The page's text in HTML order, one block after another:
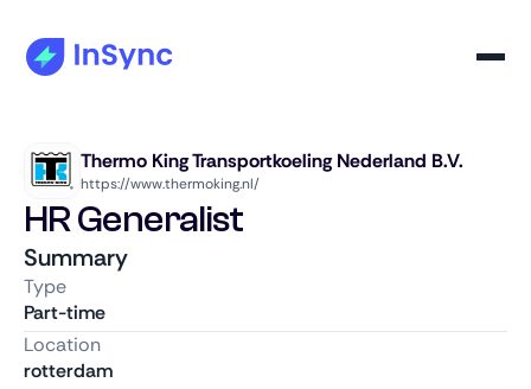
Thermo King Transportkoeling Nederland B.V.
https://www.thermoking.nl/
HR Generalist
Summary
Type
Part-time
Location
rotterdam